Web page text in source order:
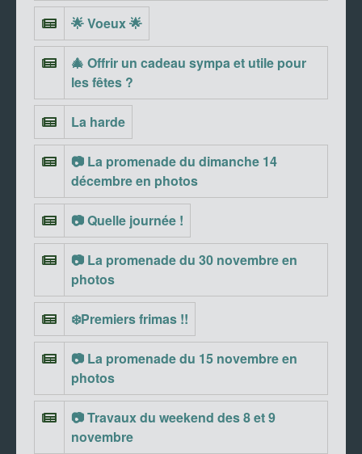
🌟 Voeux 🌟
🎄 Offrir un cadeau sympa et utile pour
les fêtes ?
La harde
📷 La promenade du dimanche 14
décembre en photos
📷 Quelle journée !
📷 La promenade du 30 novembre en
photos
❄️Premiers frimas !!
📷 La promenade du 15 novembre en
photos
📷 Travaux du weekend des 8 et 9
novembre